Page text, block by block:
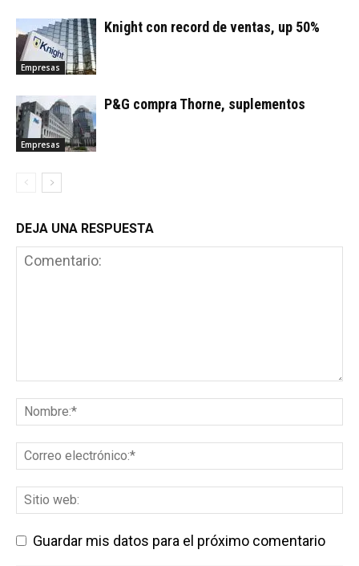
Empresas
Knight con record de ventas, up 50%
Empresas
P&G compra Thorne, suplementos
DEJA UNA RESPUESTA
Guardar mis datos para el próximo comentario